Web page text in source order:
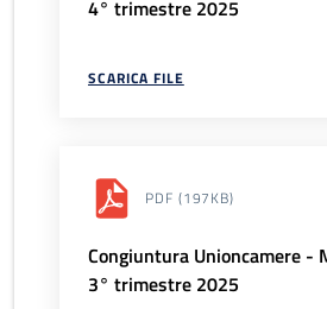
4° trimestre 2025
SCARICA FILE
PDF (197KB)
Congiuntura Unioncamere -
3° trimestre 2025